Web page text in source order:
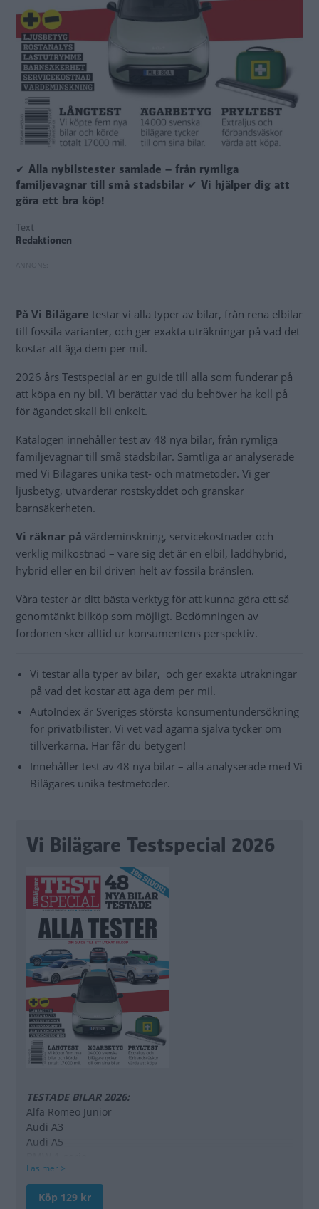
✔ Alla nybilstester samlade – från rymliga
familjevagnar till små stadsbilar ✔ Vi hjälper dig att
göra ett bra köp!
Text
Redaktionen
På Vi Bilägare testar vi alla typer av bilar, från rena elbilar
till fossila varianter, och ger exakta uträkningar på vad det
kostar att äga dem per mil.
2026 års Testspecial är en guide till alla som funderar på
att köpa en ny bil. Vi berättar vad du behöver ha koll på
för ägandet skall bli enkelt.
Katalogen innehåller test av 48 nya bilar, från rymliga
familjevagnar till små stadsbilar. Samtliga är analyserade
med Vi Bilägares unika test- och mätmetoder. Vi ger
ljusbetyg, utvärderar rostskyddet och granskar
barnsäkerheten.
Vi räknar på värdeminskning, servicekostnader och
verklig milkostnad – vare sig det är en elbil, laddhybrid,
hybrid eller en bil driven helt av fossila bränslen.
Våra tester är ditt bästa verktyg för att kunna göra ett så
genomtänkt bilköp som möjligt. Bedömningen av
fordonen sker alltid ur konsumentens perspektiv.
Vi testar alla typer av bilar, och ger exakta uträkningar
på vad det kostar att äga dem per mil.
AutoIndex är Sveriges största konsumentundersökning
för privatbilister. Vi vet vad ägarna själva tycker om
tillverkarna. Här får du betygen!
Innehåller test av 48 nya bilar – alla analyserade med Vi
Bilägares unika testmetoder.
Vi Bilägare Testspecial 2026
TESTADE BILAR 2026:
Alfa Romeo Junior
Audi A3
Audi A5
BMW 3-serie
BMW i5 Touring
BMW iX
Läs mer >
Köp 129 kr